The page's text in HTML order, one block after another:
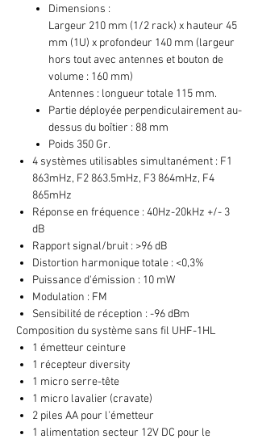
Dimensions :
Largeur 210 mm (1/2 rack) x hauteur 45
mm (1U) x profondeur 140 mm (largeur
hors tout avec antennes et bouton de
volume : 160 mm)
Antennes : longueur totale 115 mm.
Partie déployée perpendiculairement au-
dessus du boîtier : 88 mm
Poids 350 Gr.
4 systèmes utilisables simultanément : F1
863mHz, F2 863.5mHz, F3 864mHz, F4
865mHz
Réponse en fréquence : 40Hz-20kHz +/- 3
dB
Rapport signal/bruit : >96 dB
Distortion harmonique totale : <0,3%
Puissance d'émission : 10 mW
Modulation : FM
Sensibilité de réception : -96 dBm
Composition du système sans fil UHF-1HL
1 émetteur ceinture
1 récepteur diversity
1 micro serre-tête
1 micro lavalier (cravate)
2 piles AA pour l'émetteur
1 alimentation secteur 12V DC pour le